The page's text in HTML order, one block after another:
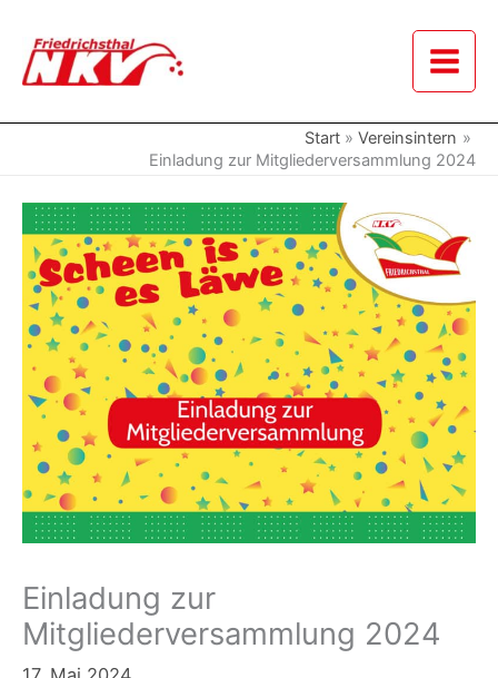
Inhalt
springen
Start
Vereinsintern
Einladung zur Mitgliederversammlung 2024
Einladung zur
Mitgliederversammlung 2024